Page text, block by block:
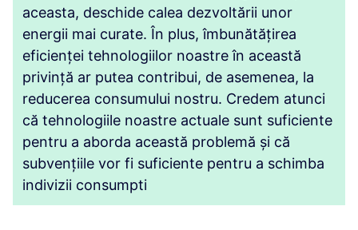
aceasta, deschide calea dezvoltării unor
energii mai curate. În plus, îmbunătățirea
eficienței tehnologiilor noastre în această
privință ar putea contribui, de asemenea, la
reducerea consumului nostru. Credem atunci
că tehnologiile noastre actuale sunt suficiente
pentru a aborda această problemă și că
subvențiile vor fi suficiente pentru a schimba
indivizii consumpti